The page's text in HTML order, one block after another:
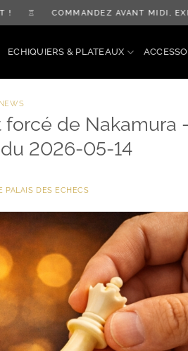
COMMANDEZ AVANT MIDI,
ECHIQUIERS & PLATEAUX
NEWS
de Nakamura
2026-05-14
PALAIS DES ECHECS